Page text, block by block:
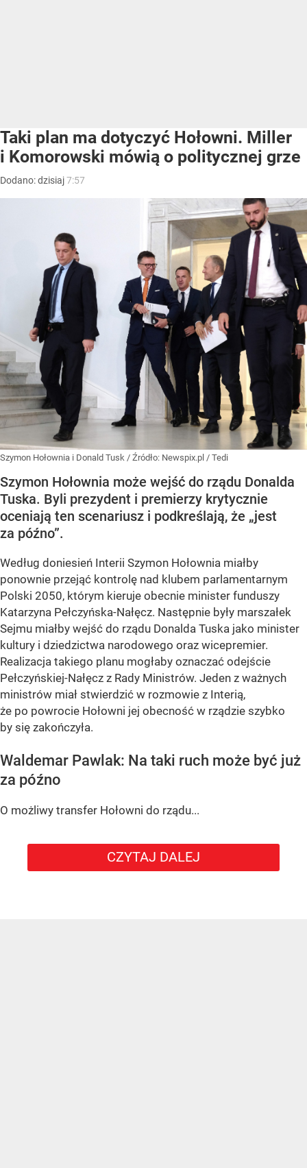
Taki plan ma dotyczyć Hołowni. Miller
i Komorowski mówią o politycznej grze
Dodano:dzisiaj7:57
Szymon Hołownia i Donald Tusk / Źródło: Newspix.pl / Tedi
Szymon Hołownia może wejść do rządu Donalda
Tuska. Byli prezydent i premierzy krytycznie
oceniają ten scenariusz i podkreślają, że „jest
za późno”.
Według doniesień Interii Szymon Hołownia miałby
ponownie przejąć kontrolę nad klubem parlamentarnym
Polski 2050, którym kieruje obecnie minister funduszy
Katarzyna Pełczyńska-Nałęcz. Następnie były marszałek
Sejmu miałby wejść do rządu Donalda Tuska jako minister
kultury i dziedzictwa narodowego oraz wicepremier.
Realizacja takiego planu mogłaby oznaczać odejście
Pełczyńskiej-Nałęcz z Rady Ministrów. Jeden z ważnych
ministrów miał stwierdzić w rozmowie z Interią,
że po powrocie Hołowni jej obecność w rządzie szybko
by się zakończyła.
Waldemar Pawlak: Na taki ruch może być już
za późno
O możliwy transfer Hołowni do rządu...
CZYTAJ DALEJ